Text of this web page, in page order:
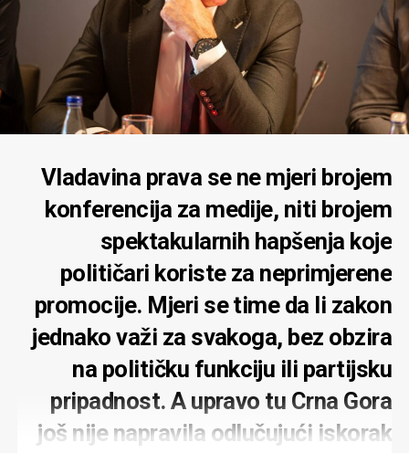
Vladavina prava se ne mjeri brojem
konferencija za medije, niti brojem
spektakularnih hapšenja koje
političari koriste za neprimjerene
promocije. Mjeri se time da li zakon
jednako važi za svakoga, bez obzira
na političku funkciju ili partijsku
pripadnost. A upravo tu Crna Gora
još nije napravila odlučujući iskorak